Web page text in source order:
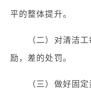
平的整体提升。
（二）对清洁工
励，差的处罚。
（三）做好固定